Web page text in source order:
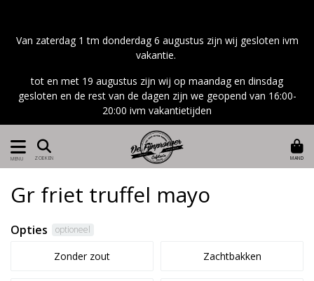
Van zaterdag 1 tm donderdag 6 augustus zijn wij gesloten ivm
vakantie.
tot en met 19 augustus zijn wij op maandag en dinsdag
gesloten en de rest van de dagen zijn we geopend van 16:00-
20:00 ivm vakantietijden
MENU ZOEKEN MAND
Gr friet truffel mayo
Opties optioneel
Zonder zout Zachtbakken